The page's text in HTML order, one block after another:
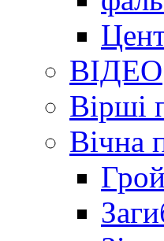
ВІДЕО
Вірші
Вічна